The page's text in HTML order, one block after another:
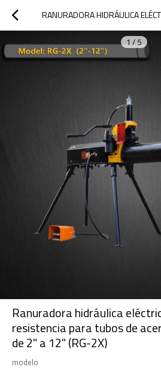
1 / 5
Ranuradora hidráulica
resistencia para tubos de
de 2" a 12" (RG-2X)
modelo